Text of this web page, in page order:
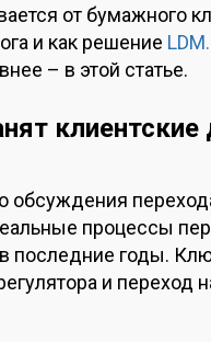
от бумажного
и как решение
– в этой статье.
обсуждения
процессы
последние годы.
и